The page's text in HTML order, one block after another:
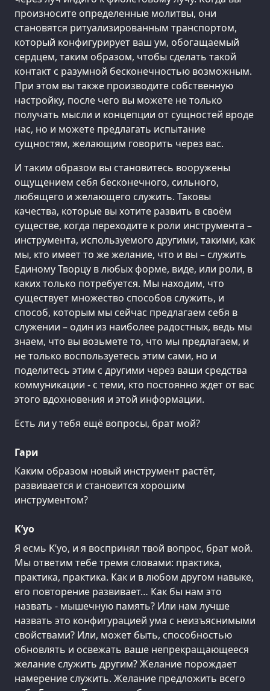
произносите определенные молитвы, они
становятся ритуализированным транспортом,
который конфигурирует ваш ум, обогащаемый
сердцем, таким образом, чтобы сделать такой
контакт с разумной бесконечностью возможным.
При этом вы также производите собственную
настройку, после чего вы можете не только
получать мысли и концепции от сущностей вроде
нас, но и можете предлагать испытание
сущностям, желающим говорить через вас.
И таким образом вы становитесь вооружены
ощущением себя бесконечного, сильного,
любящего и желающего служить. Таковы
качества, которые вы хотите развить в своём
существе, когда переходите к роли инструмента –
инструмента, используемого другими, такими, как
мы, кто имеет то же желание, что и вы – служить
Единому Творцу в любых форме, виде, или роли, в
каких только потребуется. Мы находим, что
существует множество способов служить, и
способ, которым мы сейчас предлагаем себя в
служении – один из наиболее радостных, ведь мы
знаем, что вы возьмете то, что мы предлагаем, и
не только воспользуетесь этим сами, но и
поделитесь этим с другими через ваши средства
коммуникации - с теми, кто постоянно ждет от вас
этого вдохновения и этой информации.
Есть ли у тебя ещё вопросы, брат мой?
Гари
Каким образом новый инструмент растёт,
развивается и становится хорошим
инструментом?
K’уо
Я есмь K’уо, и я воспринял твой вопрос, брат мой.
Мы ответим тебе тремя словами: практика,
практика, практика. Как и в любом другом навыке,
его повторение развивает… Как бы нам это
назвать - мышечную память? Или нам лучше
назвать это конфигурацией ума с неизъяснимыми
свойствами? Или, может быть, способностью
обновлять и освежать ваше непрекращающееся
желание служить другим? Желание порождает
намерение служить. Желание предложить всего